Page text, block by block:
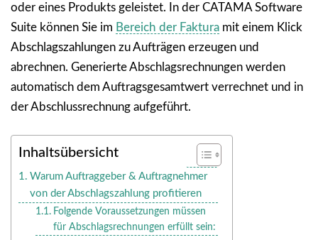
oder eines Produkts geleistet. In der CATAMA Software
Suite können Sie im Bereich der Faktura mit einem Klick
Abschlagszahlungen zu Aufträgen erzeugen und
abrechnen. Generierte Abschlagsrechnungen werden
automatisch dem Auftragsgesamtwert verrechnet und in
der Abschlussrechnung aufgeführt.
Inhaltsübersicht
Warum Auftraggeber & Auftragnehmer
von der Abschlagszahlung profitieren
Folgende Voraussetzungen müssen
für Abschlagsrechnungen erfüllt sein: